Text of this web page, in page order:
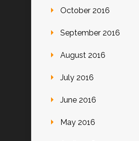
October 2016
September 2016
August 2016
July 2016
June 2016
May 2016